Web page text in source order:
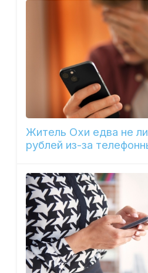
Житель Охи едва не
рублей из-за